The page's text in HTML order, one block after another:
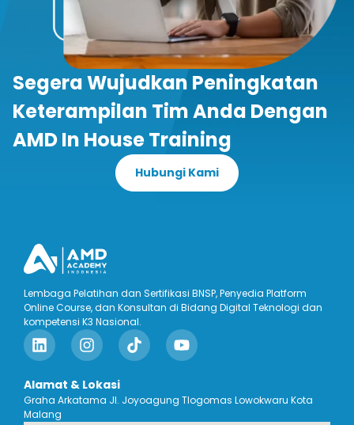
Segera Wujudkan Peningkatan
Keterampilan Tim Anda Dengan
AMD In House Training
Hubungi Kami
Lembaga Pelatihan dan Sertifikasi BNSP, Penyedia Platform
Online Course, dan Konsultan di Bidang Digital Teknologi dan
kompetensi K3 Nasional.
Alamat & Lokasi
Graha Arkatama Jl. Joyoagung Tlogomas Lowokwaru Kota
Malang